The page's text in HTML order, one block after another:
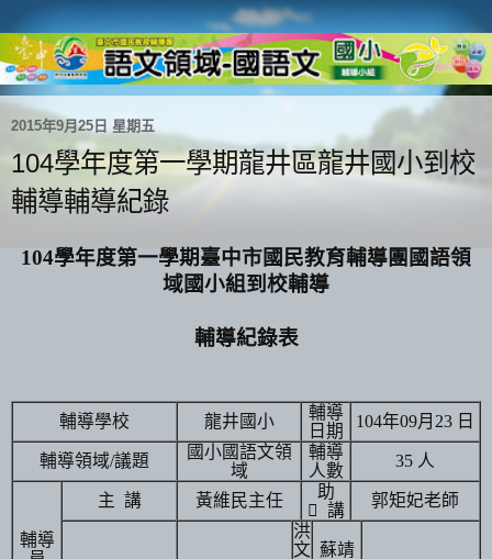
2015年9月25日 星期五
104學年度第一學期龍井區龍井國小到校
輔導輔導紀錄
104學年度第一學期臺中市國民教育輔導團國語領
域國小組到校輔導
輔導紀錄表
輔導學校 龍井國小 輔導
日期 104年09月 23 日
輔導領域/議題 國小國語文領
域
輔導
人數 35 人
輔導
主 講 黃維民主任 助
 講 郭矩妃老師
洪
文 蘇靖